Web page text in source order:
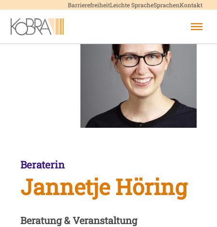
BarrierefreiheitLeichte SpracheSprachenKontakt
Beraterin
Jannetje Höring
Beratung & Veranstaltung